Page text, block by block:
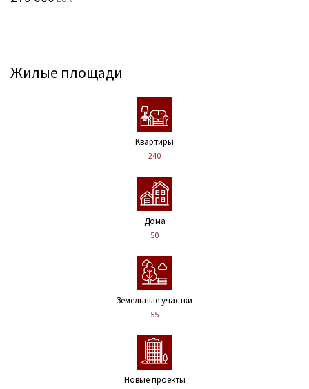
Жилые площади
Kвартиры
240
Дома
50
Земельные участки
55
Новые проекты